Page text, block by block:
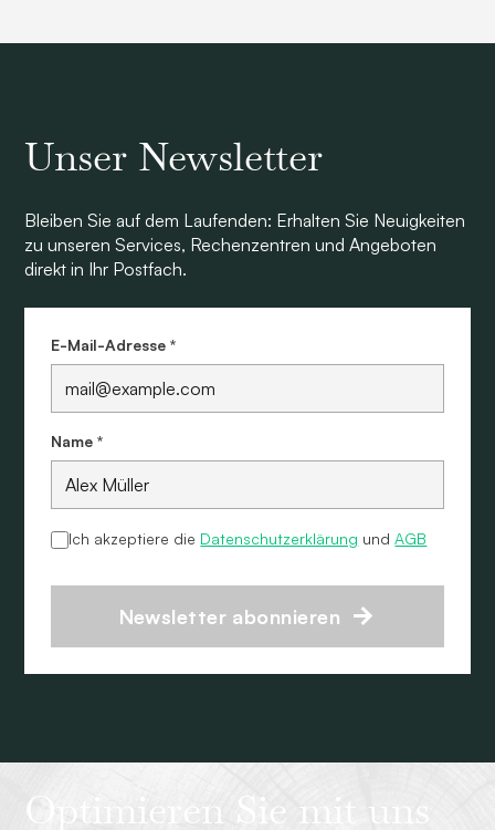
Unser Newsletter
Bleiben Sie auf dem Laufenden: Erhalten Sie Neuigkeiten
zu unseren Services, Rechenzentren und Angeboten
direkt in Ihr Postfach.
E-Mail-Adresse *
Name *
Ich akzeptiere die Datenschutzerklärung undAGB
Newsletter abonnieren
Optimieren Sie mit uns